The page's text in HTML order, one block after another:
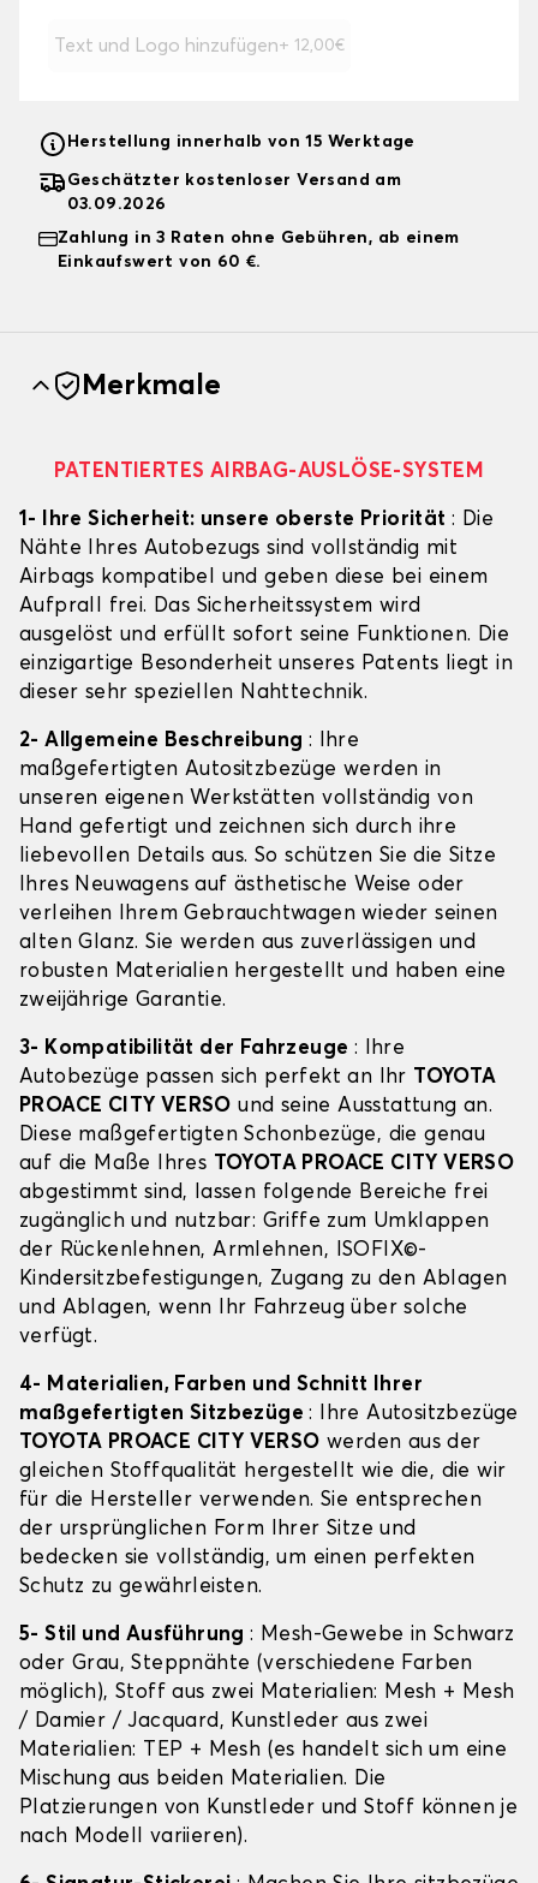
Text und Logo hinzufügen + 12,00€
Herstellung innerhalb von 15 Werktage
Geschätzter kostenloser Versand am
03.09.2026
Zahlung in 3 Raten ohne Gebühren, ab einem
Einkaufswert von 60 €.
Merkmale
PATENTIERTES AIRBAG-AUSLÖSE-SYSTEM
1- Ihre Sicherheit: unsere oberste Priorität : Die
Nähte Ihres Autobezugs sind vollständig mit
Airbags kompatibel und geben diese bei einem
Aufprall frei. Das Sicherheitssystem wird
ausgelöst und erfüllt sofort seine Funktionen. Die
einzigartige Besonderheit unseres Patents liegt in
dieser sehr speziellen Nahttechnik.
2- Allgemeine Beschreibung : Ihre
maßgefertigten Autositzbezüge werden in
unseren eigenen Werkstätten vollständig von
Hand gefertigt und zeichnen sich durch ihre
liebevollen Details aus. So schützen Sie die Sitze
Ihres Neuwagens auf ästhetische Weise oder
verleihen Ihrem Gebrauchtwagen wieder seinen
alten Glanz. Sie werden aus zuverlässigen und
robusten Materialien hergestellt und haben eine
zweijährige Garantie.
3- Kompatibilität der Fahrzeuge : Ihre
Autobezüge passen sich perfekt an Ihr TOYOTA
PROACE CITY VERSO und seine Ausstattung an.
Diese maßgefertigten Schonbezüge, die genau
auf die Maße Ihres TOYOTA PROACE CITY VERSO
abgestimmt sind, lassen folgende Bereiche frei
zugänglich und nutzbar: Griffe zum Umklappen
der Rückenlehnen, Armlehnen, ISOFIX©-
Kindersitzbefestigungen, Zugang zu den Ablagen
und Ablagen, wenn Ihr Fahrzeug über solche
verfügt.
4- Materialien, Farben und Schnitt Ihrer
maßgefertigten Sitzbezüge: Ihre Autositzbezüge
TOYOTA PROACE CITY VERSO werden aus der
gleichen Stoffqualität hergestellt wie die, die wir
für die Hersteller verwenden. Sie entsprechen
der ursprünglichen Form Ihrer Sitze und
bedecken sie vollständig, um einen perfekten
Schutz zu gewährleisten.
5- Stil und Ausführung: Mesh-Gewebe in Schwarz
oder Grau, Steppnähte (verschiedene Farben
möglich), Stoff aus zwei Materialien: Mesh + Mesh
/ Damier / Jacquard, Kunstleder aus zwei
Materialien: TEP + Mesh (es handelt sich um eine
Mischung aus beiden Materialien. Die
Platzierungen von Kunstleder und Stoff können je
nach Modell variieren).